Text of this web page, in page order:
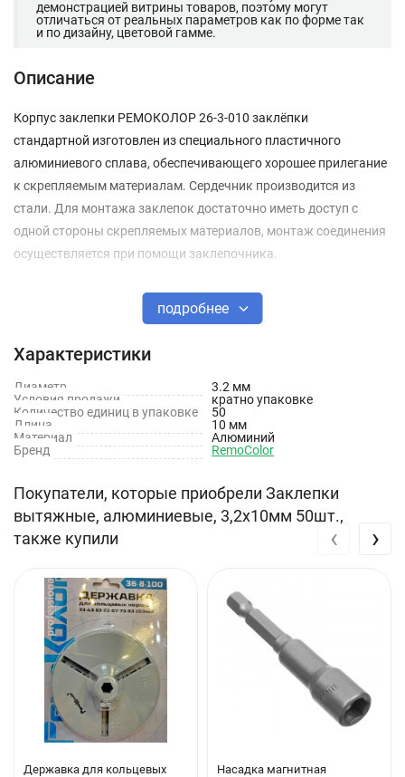
демонстрацией витрины товаров, поэтому могут
отличаться от реальных параметров как по форме так
и по дизайну, цветовой гамме.
Описание
Корпус заклепки РЕМОКОЛОР 26-3-010 заклёпки
стандартной изготовлен из специального пластичного
алюминиевого сплава, обеспечивающего хорошее прилегание
к скрепляемым материалам. Сердечник производится из
стали. Для монтажа заклепок достаточно иметь доступ с
одной стороны скрепляемых материалов, монтаж соединения
осуществляется при помощи заклепочника.
Могут применяться для сквозных и глухих
отверстий. Благодаря стандартному бортику обеспечивается
монтаже различных конструкций дает возможность
существенно сократить время работы.
Технические характеристики:
Материал гильзы: алюминий;
Диаметр: 3.2 мм.;
Количество в упаковке: 50 шт.
Бренд: РемоКолор
Артикул производителя: 26-3-010
подробнее
Характеристики
Диаметр
3.2 мм
Условия продажи
кратно упаковке
Количество единиц в упаковке
50
Длина
10 мм
Материал
Алюминий
Бренд
RemoColor
Покупатели, которые приобрели Заклепки
вытяжные, алюминиевые, 3,2х10мм 50шт.,
также купили
Державка для кольцевых
Насадка магнитная
‹ ›